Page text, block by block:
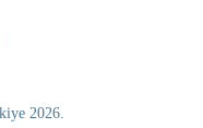
2026.